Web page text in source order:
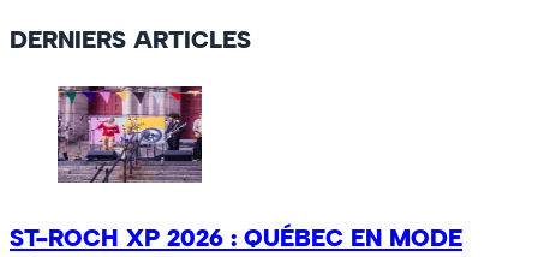
DERNIERS ARTICLES
ST-ROCH XP 2026 : QUÉBEC EN MODE